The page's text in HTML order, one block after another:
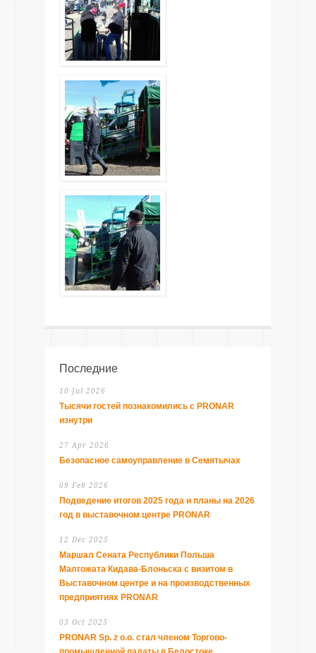
Последние
10 Jul 2026
Тысячи гостей познакомились с PRONAR
изнутри
27 Apr 2026
Безопасное самоуправление в Семятычах
09 Feb 2026
Подведение итогов 2025 года и планы на 2026
год в выставочном центре PRONAR
12 Dec 2025
Маршал Сената Республики Польша
Малгожата Кидава-Блоньска с визитом в
Выставочном центре и на производственных
предприятиях PRONAR
03 Oct 2025
PRONAR Sp. z o.o. стал членом Торгово-